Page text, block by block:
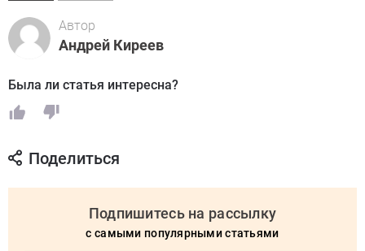
Автор
Андрей Киреев
Была ли статья интересна?
Поделиться
Подпишитесь на рассылку
с самыми популярными статьями